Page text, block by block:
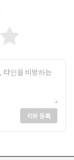
리뷰 등록